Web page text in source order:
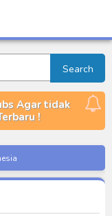
Search
Agar tidak
!
Clash of Light and